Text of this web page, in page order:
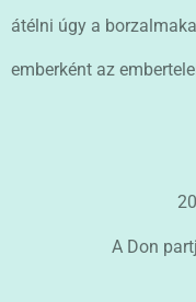
átélni úgy a
emberként az
2020.
A Don partján